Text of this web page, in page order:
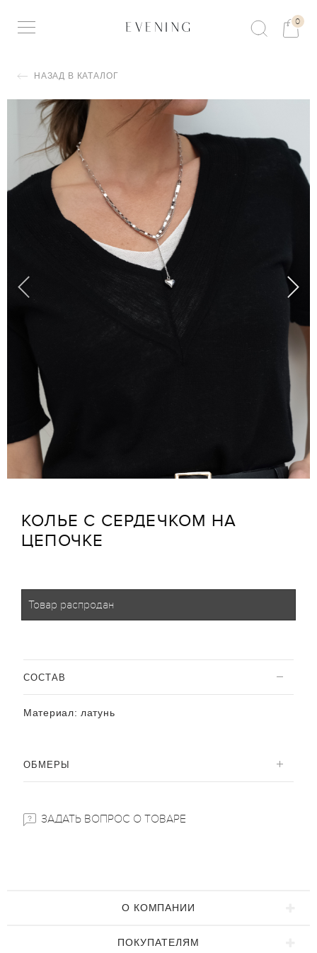
0
НАЗАД В КАТАЛОГ
КОЛЬЕ С СЕРДЕЧКОМ НА
ЦЕПОЧКЕ
Товар распродан
CОСТАВ
Материал: латунь
ОБМЕРЫ
ЗАДАТЬ ВОПРОС О ТОВАРЕ
О КОМПАНИИ
ПОКУПАТЕЛЯМ